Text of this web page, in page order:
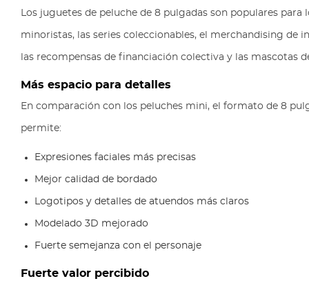
Los juguetes de peluche de 8 pulgadas son populares para
minoristas, las series coleccionables, el merchandising de
las recompensas de financiación colectiva y las mascotas
Más espacio para detalles
En comparación con los peluches mini, el formato de 8
permite:
Expresiones faciales más precisas
Mejor calidad de bordado
Logotipos y detalles de atuendos más claros
Modelado 3D mejorado
Fuerte semejanza con el personaje
Fuerte valor percibido